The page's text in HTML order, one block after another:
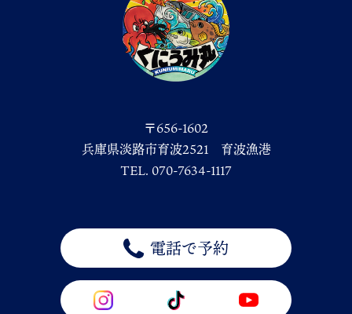
〒656-1602
兵庫県淡路市育波2521 育波漁港
TEL. 070-7634-1117
電話で予約